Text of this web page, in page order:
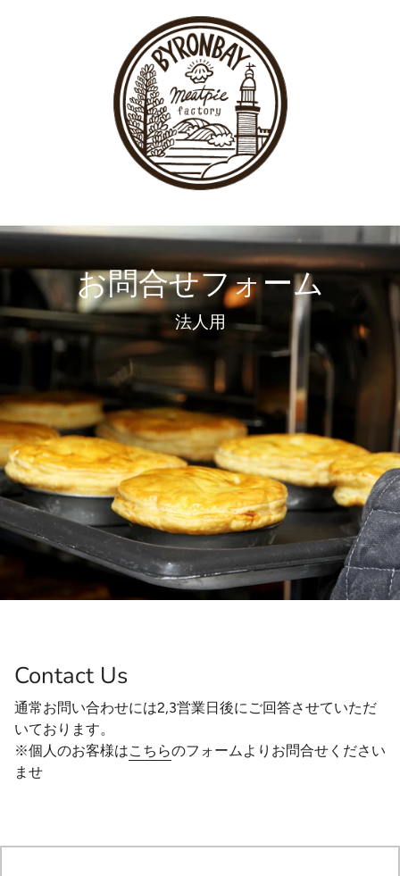
お問合せフォーム
法人用
Contact Us
通常お問い合わせには2,3営業日後にご回答させていただ
いております。
※個人のお客様はこちらのフォームよりお問合せください
ませ